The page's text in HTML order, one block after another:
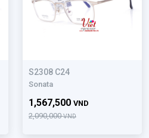
S2308 C24
Sonata
2,090,000VND
1,567,500 VND